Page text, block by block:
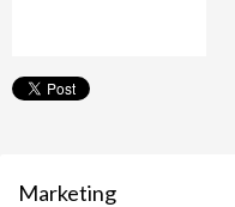
Marketing